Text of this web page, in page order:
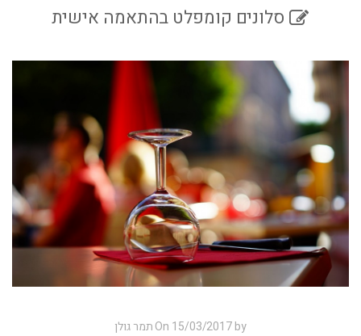
סלונים קומפלט בהתאמה אישית
On 15/03/2017 by תמר גולן